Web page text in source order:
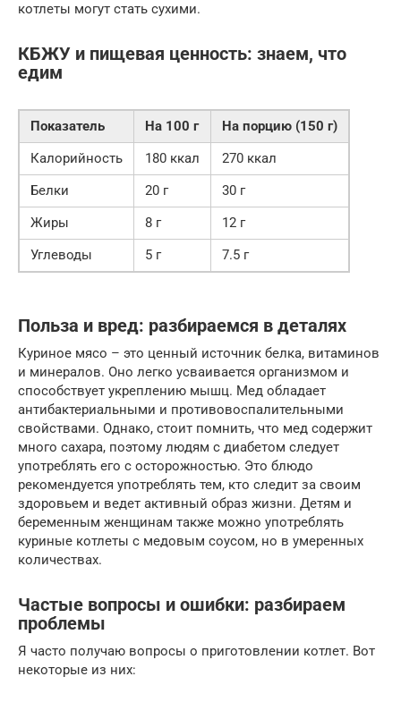
котлеты могут стать сухими.
КБЖУ и пищевая ценность: знаем, что
едим
Показатель На 100 г
На порцию (150 г)
Калорийность
180 ккал
270 ккал
Белки
20 г
30 г
Жиры
8 г
12 г
Углеводы
5 г 7.5 г
Польза и вред: разбираемся в деталях
Куриное мясо – это ценный источник белка, витаминов
и минералов. Оно легко усваивается организмом и
способствует укреплению мышц. Мед обладает
антибактериальными и противовоспалительными
свойствами. Однако, стоит помнить, что мед содержит
много сахара, поэтому людям с диабетом следует
употреблять его с осторожностью. Это блюдо
рекомендуется употреблять тем, кто следит за своим
здоровьем и ведет активный образ жизни. Детям и
беременным женщинам также можно употреблять
куриные котлеты с медовым соусом, но в умеренных
количествах.
Частые вопросы и ошибки: разбираем
проблемы
Я часто получаю вопросы о приготовлении котлет. Вот
некоторые из них: